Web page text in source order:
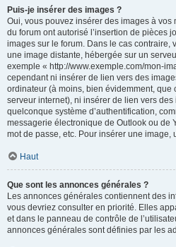
Puis-je insérer des images ?
Oui, vous pouvez insérer des images à
du forum ont autorisé l’insertion de pièces
images sur le forum. Dans le cas contraire,
une image distante, hébergée sur un
exemple « http://www.exemple.com/mon-
cependant ni insérer de lien vers des
ordinateur (à moins, bien évidemment, que
serveur internet), ni insérer de lien vers
quelconque système d’authentification,
messagerie électronique de Outlook ou de
mot de passe, etc. Pour insérer une
Haut
Que sont les annonces générales ?
Les annonces générales contiennent des
vous devriez consulter en priorité. Elles
et dans le panneau de contrôle de
annonces générales sont définies par les